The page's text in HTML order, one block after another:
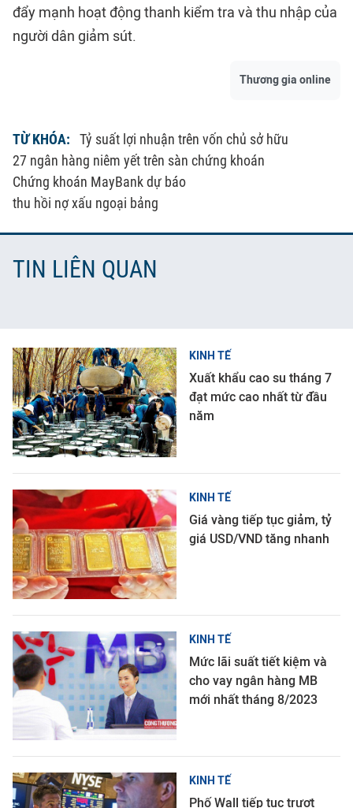
đẩy mạnh hoạt động thanh kiểm tra và thu nhập của
người dân giảm sút.
Thương gia online
TỪ KHÓA:
Tỷ suất lợi nhuận trên vốn chủ sở hữu
27 ngân hàng niêm yết trên sàn chứng khoán
Chứng khoán MayBank dự báo
thu hồi nợ xấu ngoại bảng
TIN LIÊN QUAN
KINH TẾ
Xuất khẩu cao su tháng 7
đạt mức cao nhất từ đầu
năm
KINH TẾ
Giá vàng tiếp tục giảm, tỷ
giá USD/VND tăng nhanh
KINH TẾ
Mức lãi suất tiết kiệm và
cho vay ngân hàng MB
mới nhất tháng 8/2023
KINH TẾ
Phố Wall tiếp tục trượt